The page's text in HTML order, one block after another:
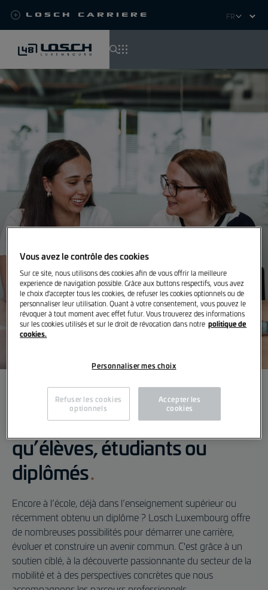
Aller
au
contenu
Losch Carriere
Select
Apprentis, étudiants &
diplômés
Postes vacants
Intégrer Losch Luxembourg
en tant
qu’élèves, étudiants ou
diplômés
Encore à l’école, déjà dans l’enseignement supérieur ou
récemment obtenu un diplôme ? Losch Luxembourg offre
de nombreuses possibilités pour démarrer une carrière,
évoluer et construire un avenir commun. C'est grâce à un
soutien ciblé, à la découverte passionnante du secteur de la
mobilité et à des perspectives concrètes que nous
Vous avez le contrôle des cookies
Sur ce site, nous utilisons des cookies afin de vous offrir la meilleure
experience de navigation possible. Grâce aux buttons respectifs, vous avez
le choix d'accepter tous les cookies, de refuser les cookies optionnels ou de
personnaliser leur utilisation. Quant à votre consentement, vous pouvez le
révoquer à tout moment avec effet futur. Vous trouverez des informations
sur les cookies utilisés et sur le droit de révocation dans notre politique de
cookies.
Personnaliser mes choix
Refuser les cookies
optionnels
Accepter les
cookies